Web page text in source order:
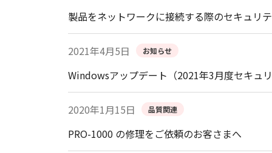
製品をネットワークに接続する際のセキュリ
2021年4月5日 お知らせ
Windowsアップデート（2021年3月度セキュ
2020年1月15日 品質関連
PRO-1000 の修理をご依頼のお客さまへ